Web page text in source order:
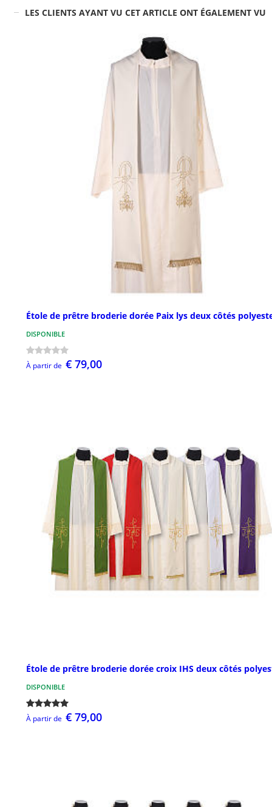
LES CLIENTS AYANT VU CET ARTICLE ONT ÉGALEMENT VU
Étole de prêtre broderie dorée Paix lys deux côtés
DISPONIBLE
À partir de € 79,00
Étole de prêtre broderie dorée croix IHS deux côtés
DISPONIBLE
À partir de € 79,00